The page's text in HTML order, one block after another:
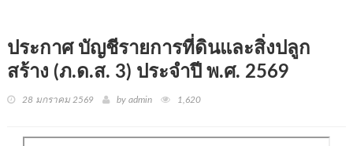
ประกาศ บัญชีรายการที่ดินและสิ่งปลูก
สร้าง (ภ.ด.ส. 3) ประจำปี พ.ศ. 2569
28 มกราคม 2569 by admin 1,620